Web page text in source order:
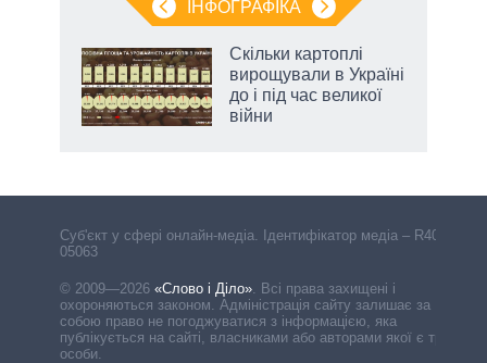
ІНФОГРАФІКА
Скільки картоплі
вирощували в Україні
до і під час великої
війни
Cуб'єкт у сфері онлайн-медіа. Ідентифікатор медіа – R40-
05063
© 2009—2026 «Слово і Діло» Всі права захищені і
охороняються законом. Адміністрація сайту залишає за
собою право не погоджуватися з інформацією, яка
публікується на сайті, власниками або авторами якої є треті
особи.